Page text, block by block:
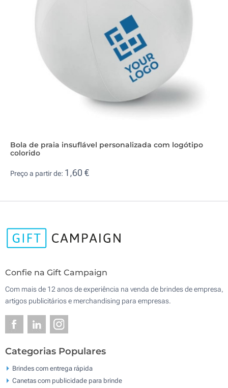
Bola de praia insuflável personalizada com logótipo
colorido
Preço a partir de: 1,60 €
Confie na Gift Campaign
Com mais de 12 anos de experiência na venda de brindes de empresa,
artigos publicitários e merchandising para empresas.
Categorias Populares
Brindes com entrega rápida
Canetas com publicidade para brinde